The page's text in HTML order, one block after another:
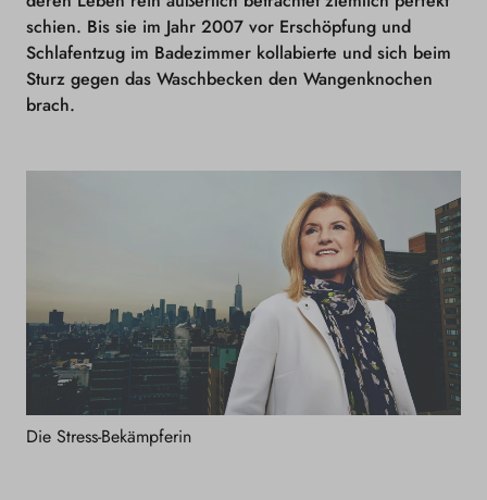
schien. Bis sie im Jahr 2007 vor Erschöpfung und
Schlafentzug im Badezimmer kollabierte und sich beim
Sturz gegen das Waschbecken den Wangenknochen
brach.
Die Stress-Bekämpferin